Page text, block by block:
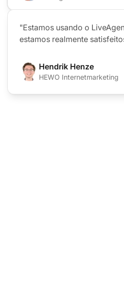
"Estamos usando o
estamos realmente
Hendrik Henze
HEWO Internetmarketing